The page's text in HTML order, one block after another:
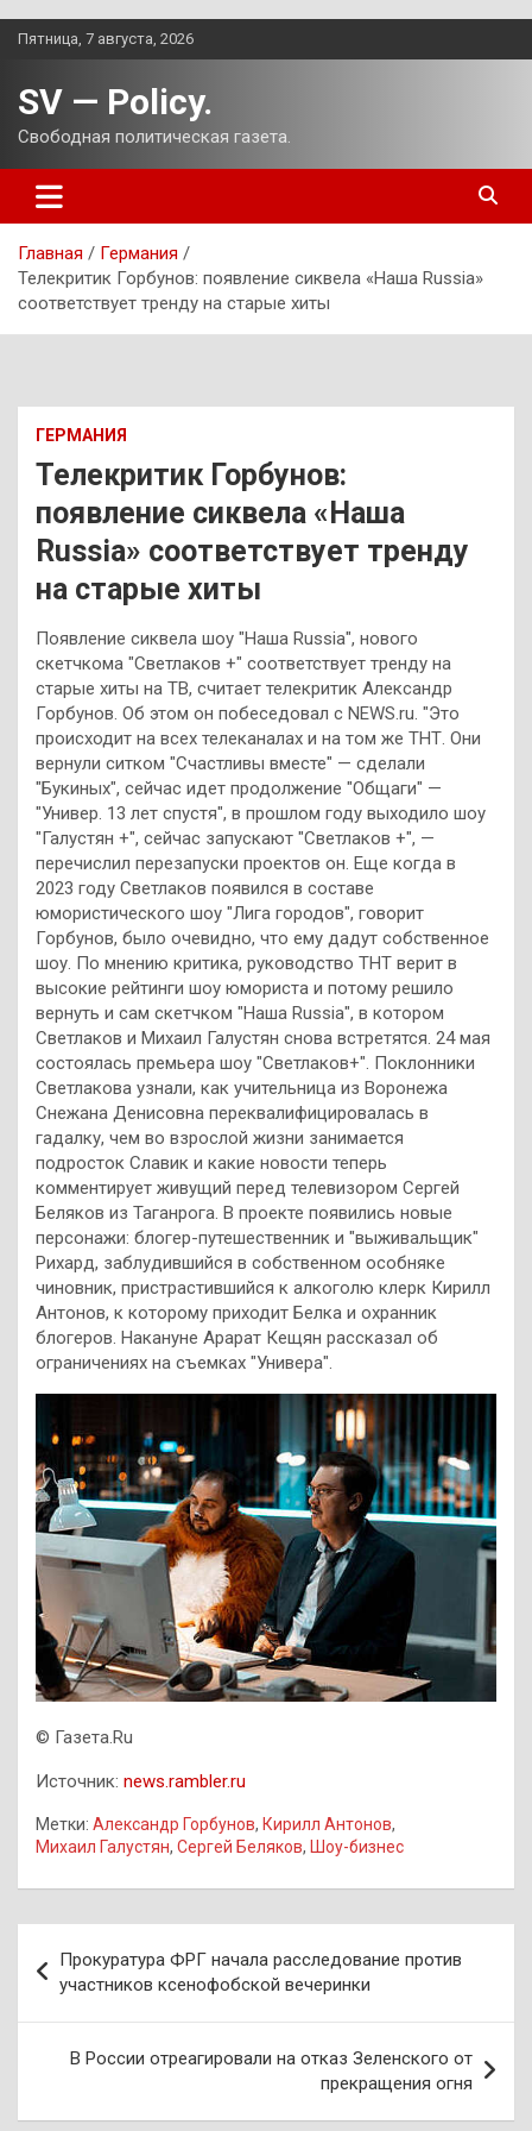
Перейти
Пятница, 7 августа, 2026
SV — Policy.
Свободная политическая газета.
Главная
Германия
Телекритик Горбунов: появление сиквела «Наша Russia»
соответствует тренду на старые хиты
ГЕРМАНИЯ
Телекритик Горбунов:
появление сиквела «Наша
Russia» соответствует тренду
на старые хиты
Появление сиквела шоу "Наша Russia", нового
скетчкома "Светлаков +" соответствует тренду на
старые хиты на ТВ, считает телекритик Александр
Горбунов. Об этом он побеседовал с NEWS.ru. "Это
происходит на всех телеканалах и на том же ТНТ. Они
вернули ситком "Счастливы вместе" — сделали
"Букиных", сейчас идет продолжение "Общаги" —
"Универ. 13 лет спустя", в прошлом году выходило шоу
"Галустян +", сейчас запускают "Светлаков +", —
перечислил перезапуски проектов он. Еще когда в
2023 году Светлаков появился в составе
юмористического шоу "Лига городов", говорит
Горбунов, было очевидно, что ему дадут собственное
шоу. По мнению критика, руководство ТНТ верит в
высокие рейтинги шоу юмориста и потому решило
вернуть и сам скетчком "Наша Russia", в котором
Светлаков и Михаил Галустян снова встретятся. 24 мая
состоялась премьера шоу "Светлаков+". Поклонники
Светлакова узнали, как учительница из Воронежа
Снежана Денисовна переквалифицировалась в
гадалку, чем во взрослой жизни занимается
подросток Славик и какие новости теперь
комментирует живущий перед телевизором Сергей
Беляков из Таганрога. В проекте появились новые
персонажи: блогер-путешественник и "выживальщик"
Рихард, заблудившийся в собственном особняке
чиновник, пристрастившийся к алкоголю клерк Кирилл
Антонов, к которому приходит Белка и охранник
блогеров. Накануне Арарат Кещян рассказал об
ограничениях на съемках "Универа".
© Газета.Ru
Источник: news.rambler.ru
Метки: Александр Горбунов, Кирилл Антонов,
Михаил Галустян, Сергей Беляков, Шоу-бизнес
по
записям
Прокуратура ФРГ начала расследование против
участников ксенофобской вечеринки
В России отреагировали на отказ Зеленского от
прекращения огня